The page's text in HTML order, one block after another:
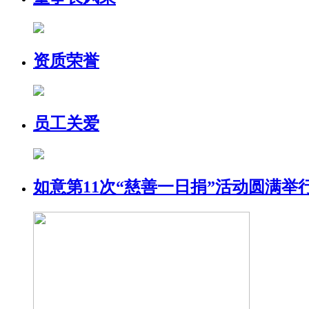
资质荣誉
员工关爱
如意第11次“慈善一日捐”活动圆满举